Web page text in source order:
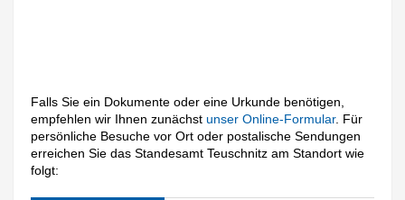
Falls Sie ein Dokumente oder eine Urkunde benötigen,
empfehlen wir Ihnen zunächstunser Online-Formular. Für
persönliche Besuche vor Ort oder postalische Sendungen
erreichen Sie das Standesamt Teuschnitz am Standort wie
folgt: